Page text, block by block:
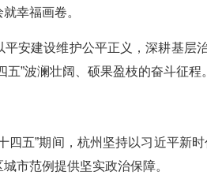
幸福画卷。
安建设维护公平正义，深耕基层
”波澜壮阔、硕果盈枝的奋斗征程。
四五”期间，杭州坚持以习近平新
市范例提供坚实政治保障。